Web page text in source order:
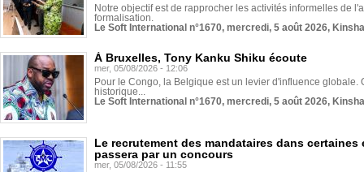
Notre objectif est de rapprocher les activités informelles de
formalisation.
Le Soft International n°1670, mercredi, 5 août 2026,
À Bruxelles, Tony Kanku Shiku écoute
mer, 05/08/2026 - 12:06
Pour le Congo, la Belgique est un levier d'influence globale.
historique...
Le Soft International n°1670, mercredi, 5 août 2026,
Le recrutement des mandataires dans
passera par un concours
mer, 05/08/2026 - 11:55